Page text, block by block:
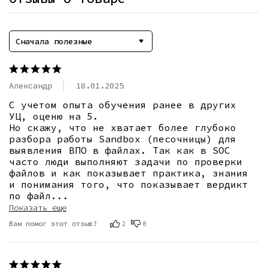
Сначала полезные
Александр 18.01.2025
С учетом опыта обучения ранее в других
УЦ, оценю на 5.
Но скажу, что не хватает более глубоко
разбора работы Sandbox (песочницы) для
выявления ВПО в файлах. Так как в SOC
часто люди выполняют задачи по проверки
файлов и как показывает практика, знания
и понимания того, что показывает вердикт
по файл ...
Показать еще
Вам помог этот отзыв? 2 0